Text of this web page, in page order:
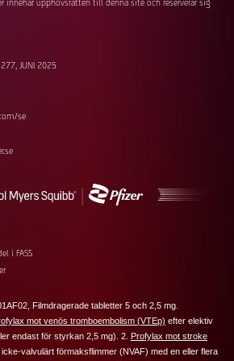
JUNI 2025
se
i FASS
Filmdragerade tabletter 5 och 2,5 mg.
mot venös tromboembolism (VTEp) efter elektiv
endast för styrkan 2,5 mg). 2. Profylax mot stroke
icke-valvulärt förmaksflimmer (NVAF) med en eller flera